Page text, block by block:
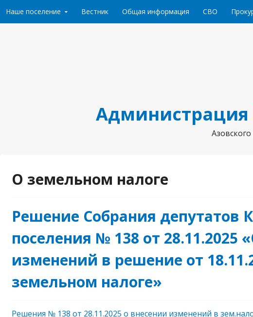
Наше поселение Вестник Общая информация СВО
Администрация
О земельном налоге
Решение Собрания депутатов
поселения № 138 от 28.11.2025
изменений в решение от
земельном налоге»
Решения № 138 от 28.11.2025 о внесении изменений в